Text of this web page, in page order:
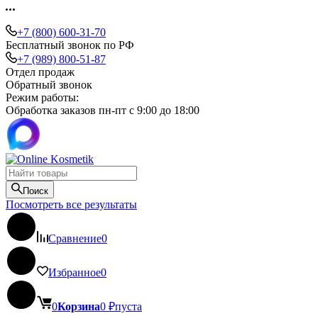
+7 (800) 600-31-70
Бесплатный звонок по РФ
+7 (989) 800-51-87
Отдел продаж
Обратный звонок
Режим работы:
Обработка заказов пн-пт с 9:00 до 18:00
Поиск
Посмотреть все результаты
Сравнение0
Избранное0
0Корзина0 ₽пуста